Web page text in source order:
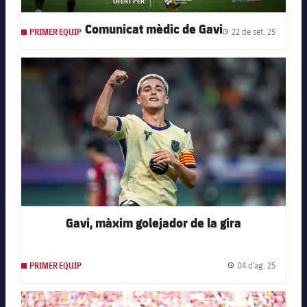
asistencia--white
Comunicat mèdic de Gavi
PRIMER EQUIP Data de
22 de set. 25
FC Barcelona club badge
Gavi, màxim golejador de la gira
PRIMER EQUIP Data de
04 d’ag. 25
FC Barcelona club badge